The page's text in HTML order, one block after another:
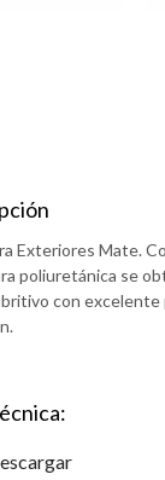
Exteriores Mate.
poliuretánica se
con excelente